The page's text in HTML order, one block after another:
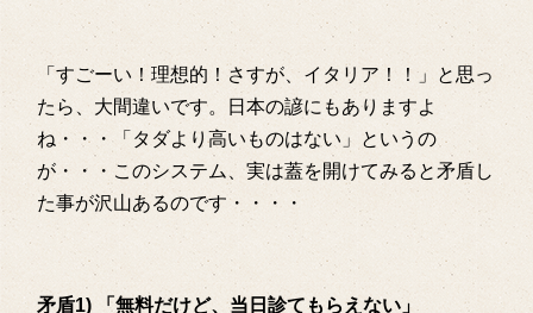
「すごーい！理想的！さすが、イタリア！！」と思っ
たら、大間違いです。日本の諺にもありますよ
ね・・・「タダより高いものはない」というの
が・・・このシステム、実は蓋を開けてみると矛盾し
た事が沢山あるのです・・・・
矛盾1) 「無料だけど、当日診てもらえない」